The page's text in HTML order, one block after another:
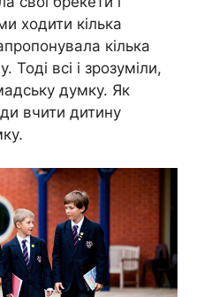
ходити кілька
кілька
Тоді всі і зрозуміли,
думку. Як
вчити дитину